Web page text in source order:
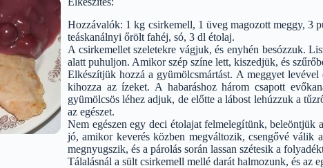
Hozzávalók: 1 kg csirkemell, 1 üveg magozott meggy, 3
teáskanálnyi őrölt fahéj, só, 3 dl étolaj.
A csirkemellet szeletekre vágjuk, és enyhén besózzuk.
alatt puhuljon. Amikor szép színe lett, kiszedjük, és
Elkészítjük hozzá a gyümölcsmártást. A meggyet
kihozza az ízeket. A habaráshoz három csapott
gyümölcsös léhez adjuk, de előtte a lábost lehúzzuk a
az egészet.
Nem egészen egy deci étolajat felmelegítünk,
jó, amikor keverés közben megváltozik, csengővé
megnyugszik, és a párolás során lassan szétesik a
Tálalásnál a sült csirkemell mellé darát halmozunk, és az